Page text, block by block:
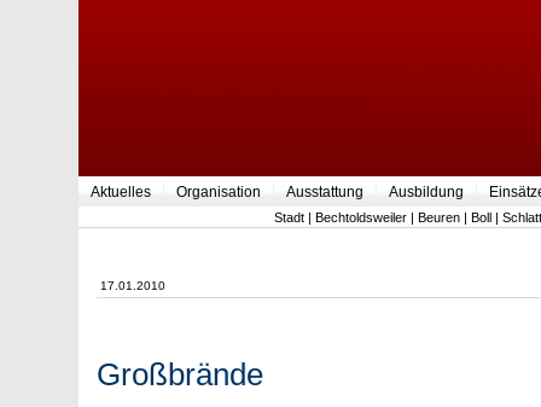
Aktuelles Organisation Ausstattung Ausbildung
Stadt | Bechtoldsweiler | Beuren | Boll | Schlatt
17.01.2010
Großbrände